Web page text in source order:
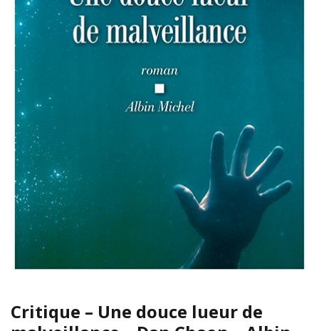
Critique – Une douce lueur de